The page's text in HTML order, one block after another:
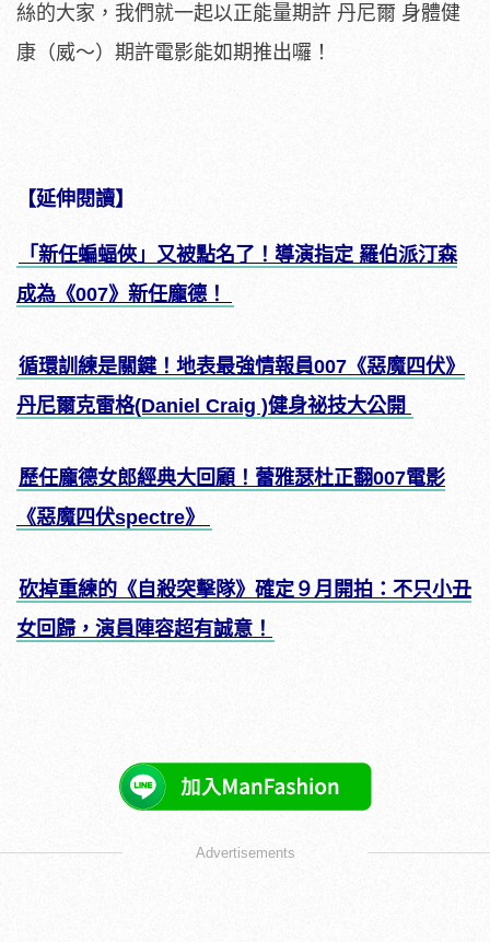
絲的大家，我們就一起以正能量期許 丹尼爾 身體健
康（威～）期許電影能如期推出囉！
【延伸閱讀】
「新任蝙蝠俠」又被點名了！導演指定 羅伯派汀森
成為《007》新任龐德！
循環訓練是關鍵！地表最強情報員007《惡魔四伏》
丹尼爾克雷格(Daniel Craig )健身祕技大公開
歷任龐德女郎經典大回顧！蕾雅瑟杜正翻007電影
《惡魔四伏spectre》
砍掉重練的《自殺突擊隊》確定９月開拍：不只小丑
女回歸，演員陣容超有誠意！
Advertisements